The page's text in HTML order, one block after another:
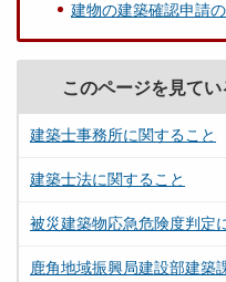
建物の建築確認申請
このページを見て
建築士事務所に関すること
建築士法に関すること
被災建築物応急危険度判定
鹿角地域振興局建設部建築